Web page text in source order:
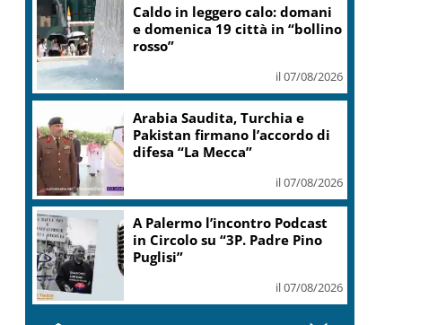
Caldo in leggero calo: domani
e domenica 19 città in “bollino
rosso”
il 07/08/2026
Arabia Saudita, Turchia e
Pakistan firmano l’accordo di
difesa “La Mecca”
il 07/08/2026
A Palermo l’incontro Podcast
in Circolo su “3P. Padre Pino
Puglisi”
il 07/08/2026